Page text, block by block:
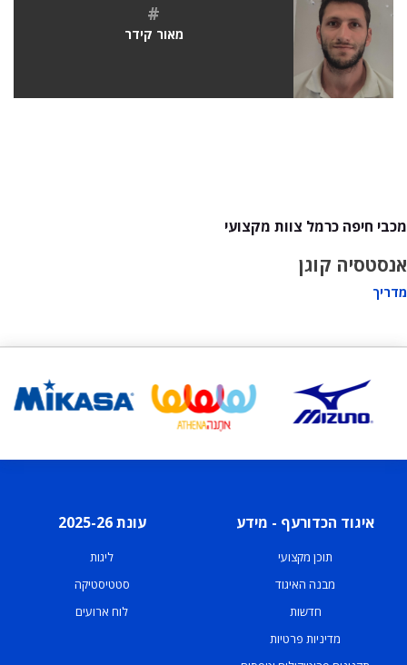
#
מאור קידר
מכבי חיפה כרמל צוות מקצועי
אנסטסיה קוגן
מדריך
איגוד הכדורעף - מידע
תוכן מקצועי
מבנה האיגוד
חדשות
מדיניות פרטיות
עונת 2025-26
ליגות
סטטיסטיקה
לוח ארועים